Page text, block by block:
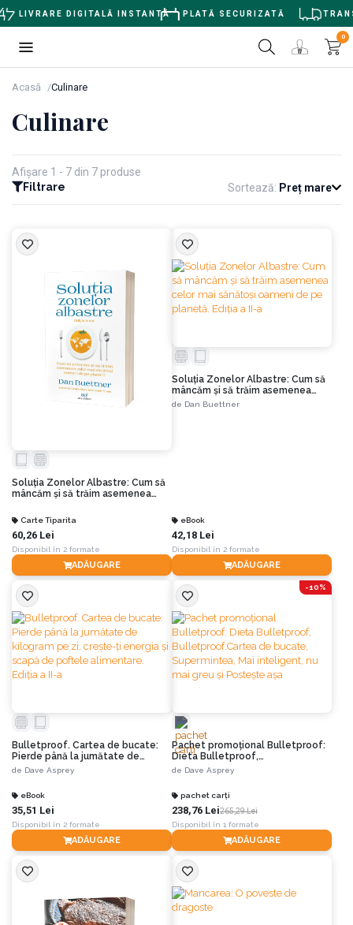
LIVRARE DIGITALĂ INSTANTĂ PLATĂ SECURIZATĂ
0
Acasă Culinare
Culinare
Afișare 1 - 7 din 7 produse
Filtrare
Sortează: Preț mare
Soluția Zonelor Albastre: Cum să
mâncăm și să trăim asemenea
planetă. Ediția a II-a
Carte Tiparita
60,26 Lei
Disponibil în 2 formate
ADĂUGARE
Soluția Zonelor Albastre: Cum să
mâncăm și să trăim asemenea
celor mai sănătoși oameni de pe
de Dan Buettner
eBook
42,18 Lei
Disponibil în 2 formate
ADĂUGARE
Bulletproof. Cartea de bucate:
Pierde până la jumătate de
kilogram pe zi, crește-ți energia și
de Dave Asprey
eBook
35,51 Lei
Disponibil în 2 formate
ADĂUGARE
-10%
Pachet promoțional Bulletproof:
Dieta Bulletproof,
Bulletproof.Cartea de bucate,
de Dave Asprey
pachet carți
238,76 Lei265,29 Lei
Disponibil în 1 formate
ADĂUGARE